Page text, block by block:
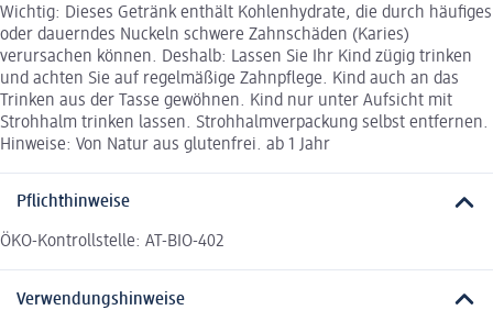
Wichtig: Dieses Getränk enthält Kohlenhydrate, die durch häufiges
oder dauerndes Nuckeln schwere Zahnschäden (Karies)
verursachen können. Deshalb: Lassen Sie Ihr Kind zügig trinken
und achten Sie auf regelmäßige Zahnpflege. Kind auch an das
Trinken aus der Tasse gewöhnen. Kind nur unter Aufsicht mit
Strohhalm trinken lassen. Strohhalmverpackung selbst entfernen.
Hinweise: Von Natur aus glutenfrei. ab 1 Jahr
Pflichthinweise
ÖKO-Kontrollstelle: AT-BIO-402
Verwendungshinweise